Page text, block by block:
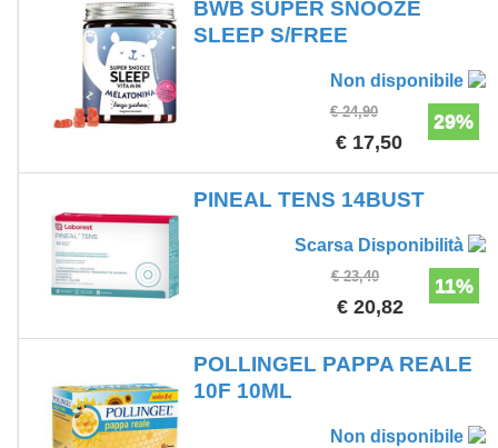
BWB SUPER SNOOZE
SLEEP S/FREE
Non disponibile
29%
€ 24,90
€ 17,50
PINEAL TENS 14BUST
Scarsa Disponibilità
11%
€ 23,40
€ 20,82
POLLINGEL PAPPA REALE
10F 10ML
Non disponibile